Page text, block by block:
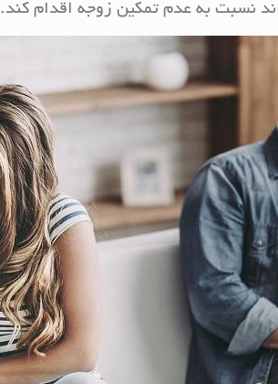
نسبت به عدم تمکین زوجه اقدام کند.